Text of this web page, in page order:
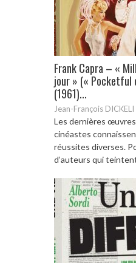
Frank Capra – «
jour » (« Pocketful
(1961)...
Jean-François DICKELI
Les dernières
cinéastes
réussites diverses.
d’auteurs qui